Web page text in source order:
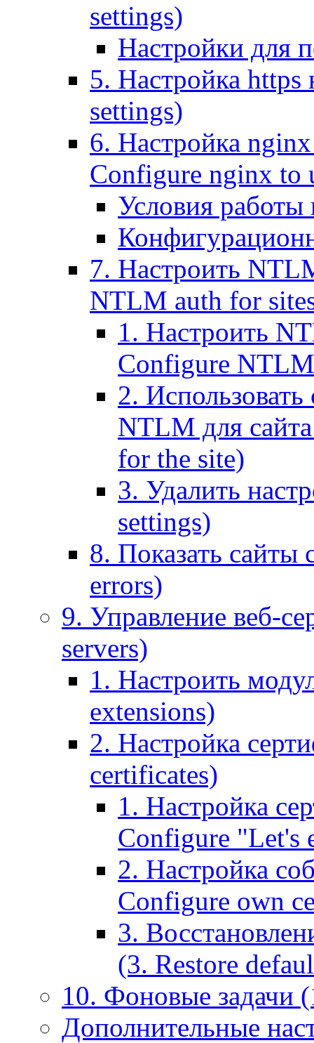
settings)
Настройки для
5. Настройка https
settings)
6. Настройка
Configure nginx to
Условия работы
7. Настроить
NTLM auth for
1. Настроить
Configure
2.
NTLM для
for the site)
3. Удалить
settings)
8. Показать
errors)
9. Управление веб-
servers)
1. Настроить
extensions)
2. Настройка
certificates)
1. Настройка
Configure "Let's
2. Настройка
Configure own
3.
(3. Restore
10. Фоновые задачи
Дополнительные